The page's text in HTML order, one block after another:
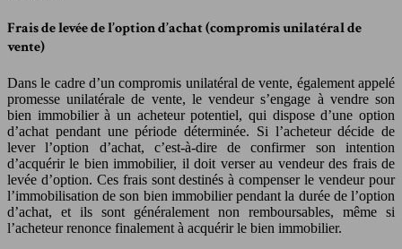
Frais de levée de l’option d’achat (compromis unilatéral de
vente)
Dans le cadre d’un compromis unilatéral de vente, également appelé
promesse unilatérale de vente, le vendeur s’engage à vendre son
bien immobilier à un acheteur potentiel, qui dispose d’une option
d’achat pendant une période déterminée. Si l’acheteur décide de
lever l’option d’achat, c’est-à-dire de confirmer son intention
d’acquérir le bien immobilier, il doit verser au vendeur des frais de
levée d’option. Ces frais sont destinés à compenser le vendeur pour
l’immobilisation de son bien immobilier pendant la durée de l’option
d’achat, et ils sont généralement non remboursables, même si
l’acheteur renonce finalement à acquérir le bien immobilier.